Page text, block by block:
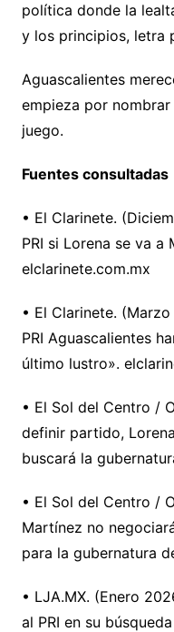
política donde la
y los principios, letra
Aguascalientes
empieza por
juego.
Fuentes consultadas
• El Clarinete.
PRI si Lorena se va a
elclarinete.com.mx
• El Clarinete.
PRI Aguascalientes
último lustro».
• El Sol del Centro /
definir partido,
buscará la
• El Sol del Centro /
Martínez no
para la gubernatura
• LJA.MX. (Enero
al PRI en su